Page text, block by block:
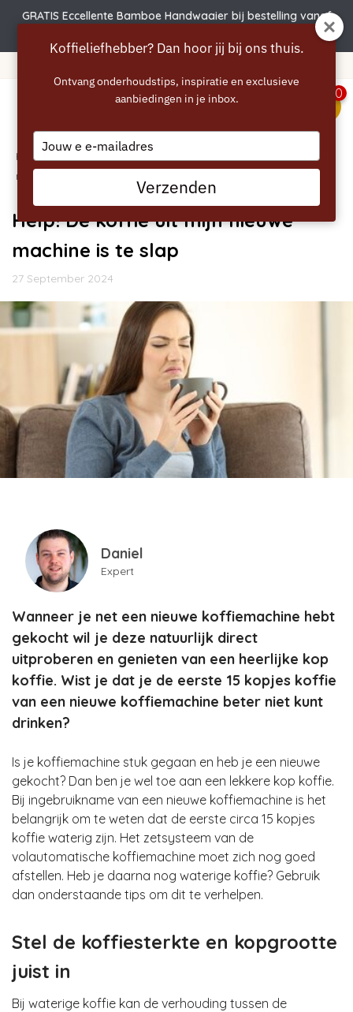
GRATIS Eccellente Bamboe Handwaaier bij bestelling vanaf
0
Home
/ Help! De koffie uit mijn nieuwe
machine is te slap
Help! De koffie uit mijn nieuwe
machine is te slap
27 September 2024
Daniel
Expert
Wanneer je net een nieuwe koffiemachine hebt
gekocht wil je deze natuurlijk direct
uitproberen en genieten van een heerlijke kop
koffie. Wist je dat je de eerste 15 kopjes koffie
van een nieuwe koffiemachine beter niet kunt
drinken?
Is je koffiemachine stuk gegaan en heb je een nieuwe
gekocht? Dan ben je wel toe aan een lekkere kop koffie.
Bij ingebruikname van een nieuwe koffiemachine is het
belangrijk om te weten dat de eerste circa 15 kopjes
koffie waterig zijn. Het zetsysteem van de
volautomatische koffiemachine moet zich nog goed
afstellen. Heb je daarna nog waterige koffie? Gebruik
dan onderstaande tips om dit te verhelpen.
Stel de koffiesterkte en kopgrootte
juist in
Bij waterige koffie kan de verhouding tussen de
Koffieliefhebber? Dan hoor jij bij ons thuis.
Ontvang onderhoudstips, inspiratie en exclusieve
aanbiedingen in je inbox.
Type
your
email
Verzenden